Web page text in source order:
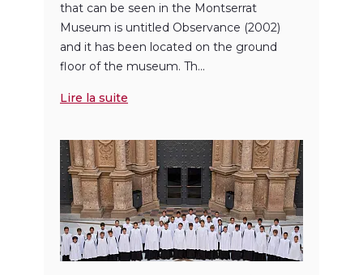
that can be seen in the Montserrat
Museum is untitled Observance (2002)
and it has been located on the ground
floor of the museum. Th...
Lire la suite